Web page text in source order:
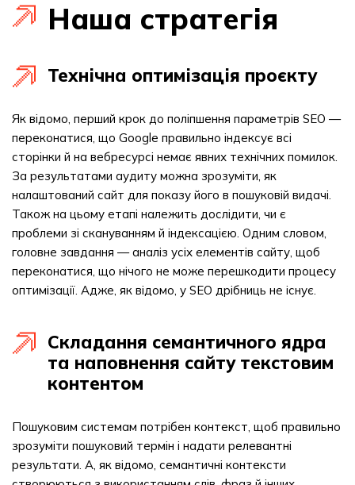
Наша стратегія
Технічна оптимізація проєкту
Як відомо, перший крок до поліпшення параметрів SEO —
переконатися, що Google правильно індексує всі
сторінки й на вебресурсі немає явних технічних помилок.
За результатами аудиту можна зрозуміти, як
налаштований сайт для показу його в пошуковій видачі.
Також на цьому етапі належить дослідити, чи є
проблеми зі скануванням й індексацією. Одним словом,
головне завдання — аналіз усіх елементів сайту, щоб
переконатися, що нічого не може перешкодити процесу
оптимізації. Адже, як відомо, у SEO дрібниць не існує.
Складання семантичного ядра
та наповнення сайту текстовим
контентом
Пошуковим системам потрібен контекст, щоб правильно
зрозуміти пошуковий термін і надати релевантні
результати. А, як відомо, семантичні контексти